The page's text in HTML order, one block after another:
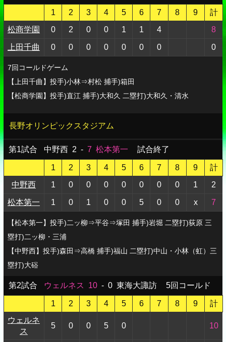
1 2 3 4 5 6 7 8 9
計
松商学園
0 2 0 0 1 1 4 8
上田千曲 0 0 0 0 0 0 0 0
7回コールドゲーム
【上田千曲】投手)小林⇒村松 捕手)箱田
【松商学園】投手)直江 捕手)大和久 二塁打)大和久・清水
長野オリンピックスタジアム
第1試合 中野西 2 - 7 松本第一 試合終了
1 2 3 4 5 6 7 8 9
計
中野西
1 0 0 0 0 0 0 0 1 2
松本第一 1 0 1 0 0 5 0 0 x 7
【松本第一】投手)二ッ柳⇒平谷⇒塚田 捕手)岩堀 二塁打)荻原 三
塁打)二ッ柳・三浦
【中野西】投手)森田⇒高橋 捕手)福山 二塁打)中山・小林（虹）三
塁打)大硲
第2試合 ウェルネス 10 - 0 東海大諏訪 5回コールド
1 2 3 4 5 6 7 8 9
計
ウェルネ
ス
5 0 0 5 0 10